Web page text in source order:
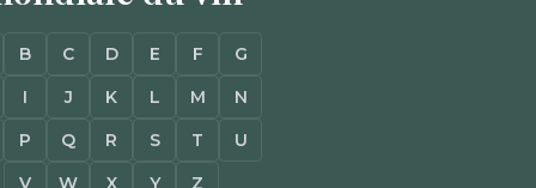
B C D E F
G
I
J K L M
N
P
Q R S T
U
V
W X Y Z